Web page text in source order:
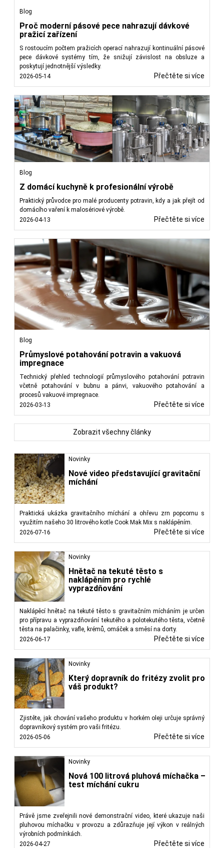
Novinky
Nové video představující gravitační
míchání
Praktická ukázka gravitačního míchání a ohřevu zrn popcornu s
využitím našeho 30 litrového kotle Cook Mak Mix s naklápěním.
2026-07-16
Přečtěte si více
Novinky
Hnětač na tekuté těsto s
naklápěním pro rychlé
vyprazdňování
Naklápěcí hnětač na tekuté těsto s gravitačním mícháním je určen
pro přípravu a vyprazdňování tekutého a polotekutého těsta, včetně
těsta na palačinky, vafle, krémů, omáček a směsí na dorty.
2026-06-17
Přečtěte si více
Novinky
Který dopravník do fritézy zvolit pro
váš produkt?
Zjistěte, jak chování vašeho produktu v horkém oleji určuje správný
dopravníkový systém pro vaši fritézu.
2026-05-06
Přečtěte si více
Novinky
Nová 100 litrová pluhová míchačka –
test míchání cukru
Právě jsme zveřejnili nové demonstrační video, které ukazuje naši
pluhovou míchačku v provozu a zdůrazňuje její výkon v reálných
výrobních podmínkách.
2026-04-27
Přečtěte si více
Blog
Proč moderní pásové pece nahrazují dávkové
pražicí zařízení
S rostoucím počtem pražicích operací nahrazují kontinuální pásové
pece dávkové systémy tím, že snižují závislost na obsluze a
poskytují jednotnější výsledky.
2026-05-14
Přečtěte si více
Blog
Z domácí kuchyně k profesionální výrobě
Praktický průvodce pro malé producenty potravin, kdy a jak přejít od
domácího vaření k malosériové výrobě.
2026-04-13
Přečtěte si více
Blog
Průmyslové potahování potravin a vakuová
impregnace
Technický přehled technologií průmyslového potahování potravin
včetně potahování v bubnu a pánvi, vakuového potahování a
procesů vakuové impregnace.
2026-03-13
Přečtěte si více
Zobrazit všechny články